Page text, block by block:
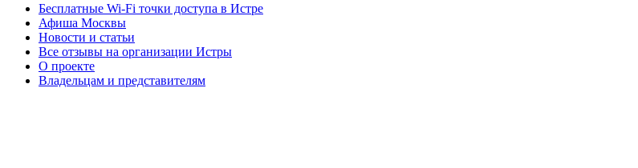
Бесплатные Wi-Fi точки доступа в Истре
Афиша Москвы
Новости и статьи
Все отзывы на организации Истры
О проекте
Владельцам и представителям